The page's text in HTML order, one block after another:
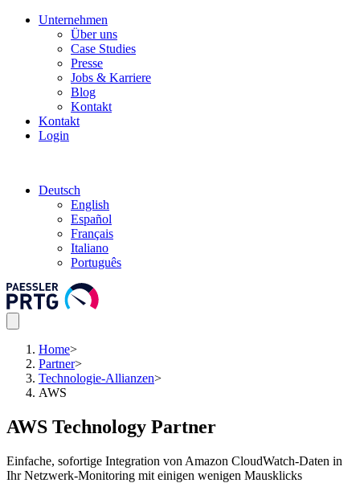
Unternehmen
Über uns
Case Studies
Presse
Jobs & Karriere
Blog
Kontakt
Kontakt
Login
Deutsch
English
Español
Français
Italiano
Português
Home>
Partner>
Technologie-Allianzen>
AWS
AWS Technology Partner
Einfache, sofortige Integration von Amazon CloudWatch-Daten in
Ihr Netzwerk-Monitoring mit einigen wenigen Mausklicks